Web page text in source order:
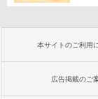
本サイトのご利用
広告掲載のご